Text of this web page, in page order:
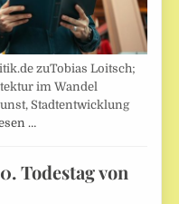
zuTobias Loitsch;
im Wandel
Stadtentwicklung
…
Todestag von